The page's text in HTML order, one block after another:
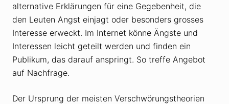
alternative Erklärungen für eine Gegebenheit, die
den Leuten Angst einjagt oder besonders grosses
Interesse erweckt. Im Internet könne Ängste und
Interessen leicht geteilt werden und finden ein
Publikum, das darauf anspringt. So treffe Angebot
auf Nachfrage.
Der Ursprung der meisten Verschwörungstheorien